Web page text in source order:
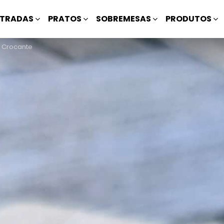
PRATOS SOBREMESAS PRODUTOS
Crocante